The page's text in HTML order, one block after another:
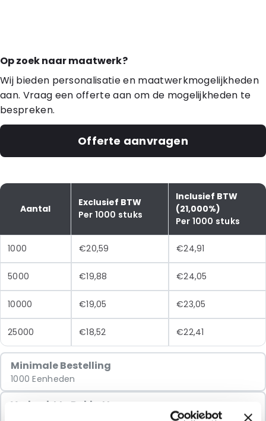
Op zoek naar maatwerk?
Wij bieden personalisatie en maatwerkmogelijkheden
aan. Vraag een offerte aan om de mogelijkheden te
bespreken.
Offerte aanvragen
Aantal
Exclusief BTW
Per 1000 stuks
Inclusief BTW
(21,000%)
Per 1000 stuks
1000 €20,59 €24,91
5000 €19,88 €24,05
10000 €19,05 €23,05
25000 €18,52 €22,41
Minimale Bestelling
1000 Eenheden
Verkocht In Pakketten